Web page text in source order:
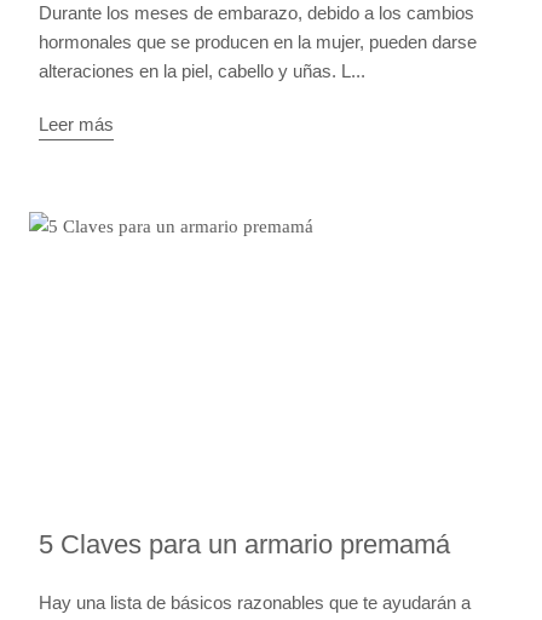
Durante los meses de embarazo, debido a los cambios
hormonales que se producen en la mujer, pueden darse
alteraciones en la piel, cabello y uñas. L...
Leer más
5 Claves para un armario premamá
Hay una lista de básicos razonables que te ayudarán a